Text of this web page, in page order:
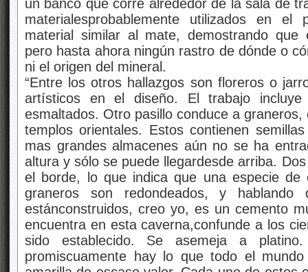
un banco que corre alrededor de la sala de
materialesprobablemente utilizados en
material similar al mate, demostrando que
pero hasta ahora ningún rastro de dónde o
ni el origen del mineral.
“Entre los otros hallazgos son floreros o
artísticos en el diseño. El trabajo
esmaltados. Otro pasillo conduce a
templos orientales. Estos contienen
mas grandes almacenes aún no se ha
altura y sólo se puede llegardesde arriba.
el borde, lo que indica que una especie de
graneros son redondeados, y
estánconstruidos, creo yo, es un cemento
encuentra en esta caverna,confunde a los
sido establecido. Se asemeja a
promiscuamente hay lo que todo el